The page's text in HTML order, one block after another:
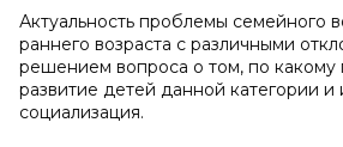
Актуальность проблемы семейного
раннего возраста с различными
решением вопроса о том, по какому
развитие детей данной категории и
социализация.